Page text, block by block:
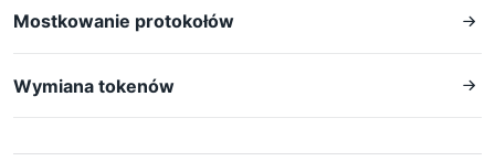
Mostkowanie protokołów
Wymiana tokenów